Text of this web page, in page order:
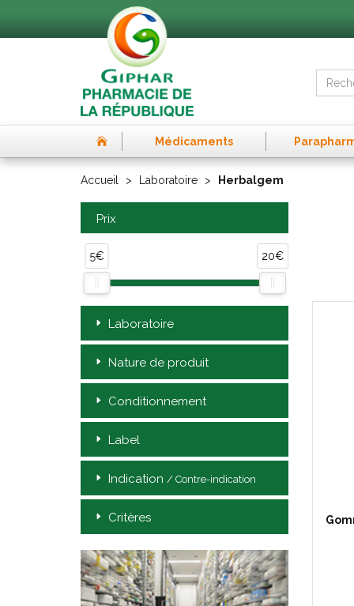
Médicaments
Accueil Laboratoire Herbalgem
Prix
5€ 20€
Laboratoire
Nature de produit
Conditionnement
Label
Indication / Contre-indication
Critères